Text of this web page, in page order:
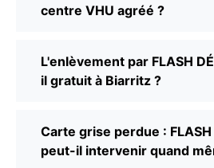
centre VHU agréé ?
L'enlèvement par FLASH
il gratuit à Biarritz ?
Carte grise perdue : FLASH
peut-il intervenir quand